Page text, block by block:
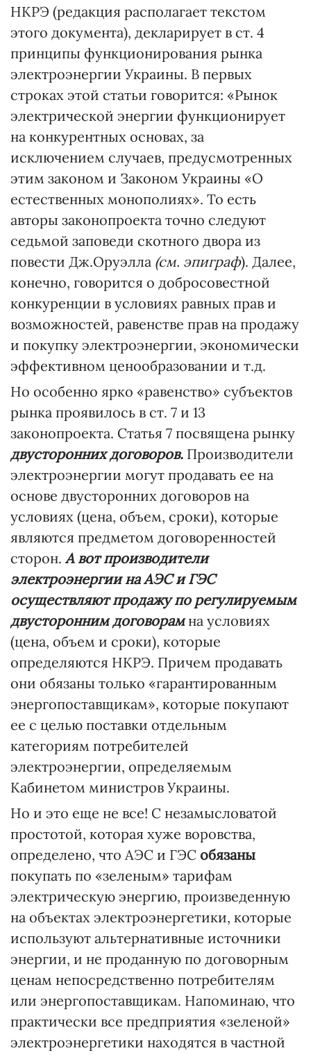
НКРЭ (редакция располагает текстом
этого документа), декларирует в ст. 4
принципы функционирования рынка
электроэнергии Украины. В первых
строках этой статьи говорится: «Рынок
электрической энергии функционирует
на конкурентных основах, за
исключением случаев, предусмотренных
этим законом и Законом Украины «О
естественных монополиях». То есть
авторы законопроекта точно следуют
седьмой заповеди скотного двора из
повести Дж.Оруэлла (см. эпиграф). Далее,
конечно, говорится о добросовестной
конкуренции в условиях равных прав и
возможностей, равенстве прав на продажу
и покупку электроэнергии, экономически
эффективном ценообразовании и т.д.
Но особенно ярко «равенство» субъектов
рынка проявилось в ст. 7 и 13
законопроекта. Статья 7 посвящена рынку
двусторонних договоров. Производители
электроэнергии могут продавать ее на
основе двусторонних договоров на
условиях (цена, объем, сроки), которые
являются предметом договоренностей
сторон.А вот производители
электроэнергии на АЭС и ГЭС
осуществляют продажу по регулируемым
двусторонним договорамна условиях
(цена, объем и сроки), которые
определяются НКРЭ. Причем продавать
они обязаны только «гарантированным
энергопоставщикам», которые покупают
ее с целью поставки отдельным
категориям потребителей
электроэнергии, определяемым
Кабинетом министров Украины.
Но и это еще не все! С незамысловатой
простотой, которая хуже воровства,
определено, что АЭС и ГЭС обязаны
покупать по «зеленым» тарифам
электрическую энергию, произведенную
на объектах электроэнергетики, которые
используют альтернативные источники
энергии, и не проданную по договорным
ценам непосредственно потребителям
или энергопоставщикам. Напоминаю, что
практически все предприятия «зеленой»
электроэнергетики находятся в частной